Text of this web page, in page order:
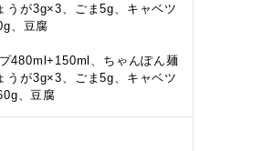
うが3g×3、ごま5g、キャベツ
、豆腐
480ml+150ml、ちゃんぽん麺
うが3g×3、ごま5g、キャベツ
、豆腐